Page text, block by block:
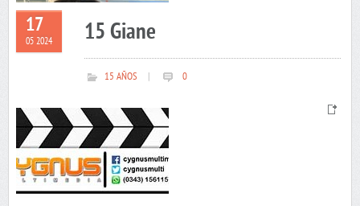
17
05 2024 15 Giane
15 AÑOS 0